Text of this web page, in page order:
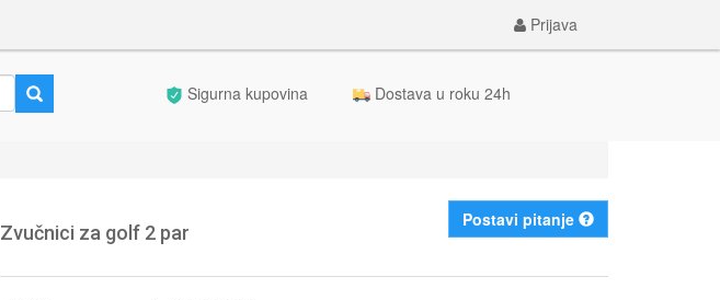
Sigurna kupovina Dostava u roku 24h
Prijava
Zvučnici za golf 2 par
Postavi pitanje